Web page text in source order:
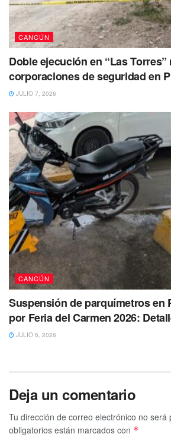
CANCÚN
Doble ejecución en “Las
corporaciones de seguridad en
JULIO 7, 2026
CANCÚN
Suspensión de parquímetros en
por Feria del Carmen 2026:
JULIO 6, 2026
Deja un comentario
Tu dirección de correo electrónico no será
obligatorios están marcados con *